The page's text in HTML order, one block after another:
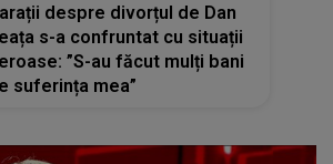
despre divorțul de Dan
s-a confruntat cu situații
”S-au făcut mulți bani
suferința mea”